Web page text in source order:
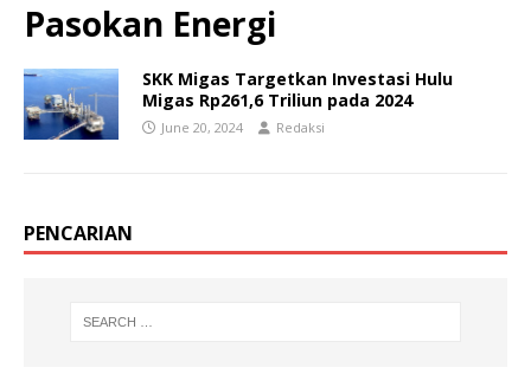
Pasokan Energi
SKK Migas Targetkan Investasi Hulu
Migas Rp261,6 Triliun pada 2024
June 20, 2024 Redaksi
PENCARIAN